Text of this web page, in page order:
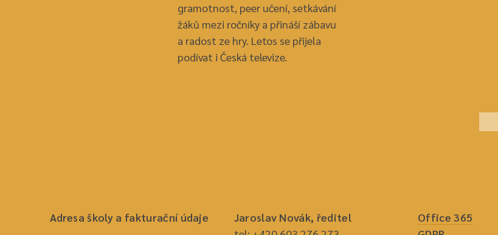
gramotnost, peer učení, setkávání
žáků mezi ročníky a přináší zábavu
a radost ze hry. Letos se přijela
podívat i Česká televize.
Adresa školy a fakturační údaje
Jaroslav Novák, ředitel
Office 365